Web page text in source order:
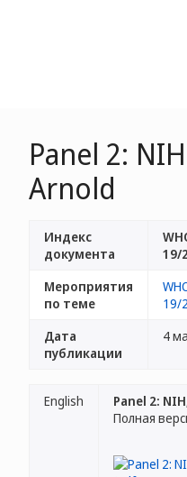
Panel 2:
Arnold
Индекс
документа
19/
Мероприятия
по теме
19/
Дата
публикации
4
English
Panel 2:
Полная